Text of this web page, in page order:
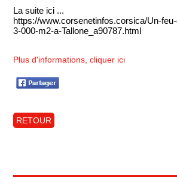
La suite ici ...
https://www.corsenetinfos.corsica/Un-
3-000-m2-a-Tallone_a90787.html
Plus d'informations, cliquer ici
RETOUR